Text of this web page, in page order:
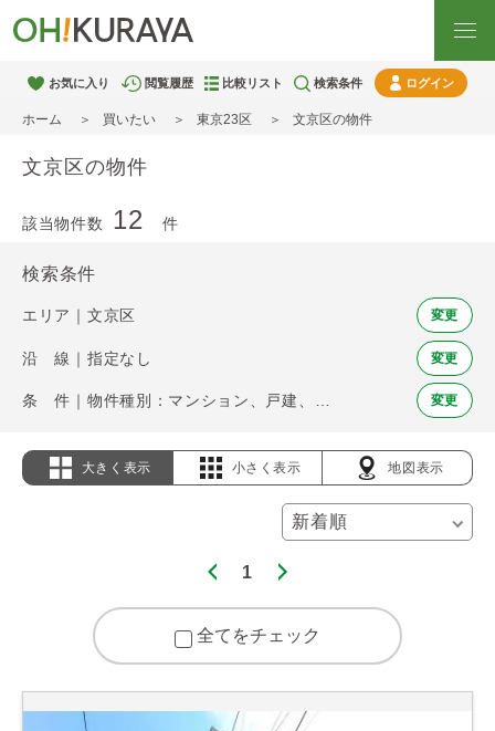
お気に入り 閲覧履歴 比較リスト 検索条件 ログイン
ホーム 買いたい 東京23区 文京区の物件
文京区の物件
該当物件数 12 件
検索条件
エリア｜文京区 変更
沿 線｜指定なし 変更
変更
大きく表示 小さく表示 地図表示
1
全てをチェック